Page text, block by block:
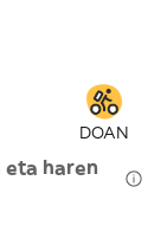
DOAN
eta haren